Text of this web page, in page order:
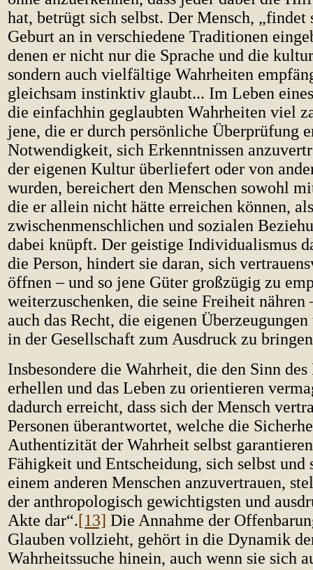
hat, betrügt sich selbst. Der Mensch, „findet
Geburt an in verschiedene Traditionen
denen er nicht nur die Sprache und die
sondern auch vielfältige Wahrheiten
gleichsam instinktiv glaubt... Im Leben
die einfachhin geglaubten Wahrheiten viel
jene, die er durch persönliche Überprüfung
Notwendigkeit, sich Erkenntnissen
der eigenen Kultur überliefert oder von
wurden, bereichert den Menschen sowohl
die er allein nicht hätte erreichen können,
zwischenmenschlichen und sozialen
dabei knüpft. Der geistige Individualismus
die Person, hindert sie daran, sich
öffnen – und so jene Güter großzügig zu
weiterzuschenken, die seine Freiheit nähren
auch das Recht, die eigenen
in der Gesellschaft zum Ausdruck zu
Insbesondere die Wahrheit, die den Sinn des
erhellen und das Leben zu orientieren
dadurch erreicht, dass sich der Mensch
Personen überantwortet, welche die
Authentizität der Wahrheit selbst
Fähigkeit und Entscheidung, sich selbst und
einem anderen Menschen anzuvertrauen,
der anthropologisch gewichtigsten und
Akte dar“.[13] Die Annahme der
Glauben vollzieht, gehört in die Dynamik
Wahrheitssuche hinein, auch wenn sie sich